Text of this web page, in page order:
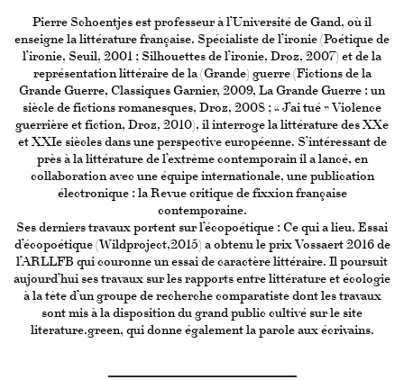
Pierre Schoentjes est professeur à l’Université de Gand, où il
enseigne la littérature française. Spécialiste de l’ironie (Poétique de
l’ironie, Seuil, 2001 ; Silhouettes de l’ironie, Droz, 2007) et de la
représentation littéraire de la (Grande) guerre (Fictions de la
Grande Guerre, Classiques Garnier, 2009, La Grande Guerre : un
siècle de fictions romanesques, Droz, 2008 ; « J’ai tué » Violence
guerrière et fiction, Droz, 2010), il interroge la littérature des XXe
et XXIe siècles dans une perspective européenne. S’intéressant de
près à la littérature de l’extrême contemporain il a lancé, en
collaboration avec une équipe internationale, une publication
électronique : la Revue critique de fixxion française
contemporaine.
Ses derniers travaux portent sur l’écopoétique : Ce qui a lieu. Essai
d’écopoétique (Wildproject,2015) a obtenu le prix Vossaert 2016 de
l’ARLLFB qui couronne un essai de caractère littéraire. Il poursuit
aujourd’hui ses travaux sur les rapports entre littérature et écologie
à la tête d’un groupe de recherche comparatiste dont les travaux
sont mis à la disposition du grand public cultivé sur le site
literature.green, qui donne également la parole aux écrivains.